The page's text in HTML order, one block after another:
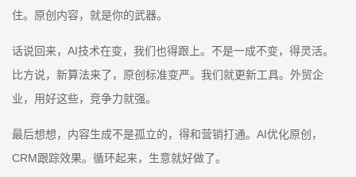
住。原创内容，就是你的武器。
话说回来，AI技术在变，我们也得跟上。不是一成不变，得灵活。
比方说，新算法来了，原创标准变严。我们就更新工具。外贸企
业，用好这些，竞争力就强。
最后想想，内容生成不是孤立的，得和营销打通。AI优化原创，
CRM跟踪效果。循环起来，生意就好做了。